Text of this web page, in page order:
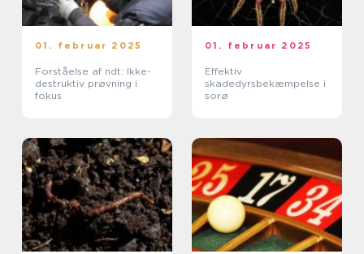
01. februar 2025
Forståelse af ndt: Ikke-
destruktiv prøvning i
fokus
01. februar 2025
Effektiv
skadedyrsbekæmpelse i
sorø